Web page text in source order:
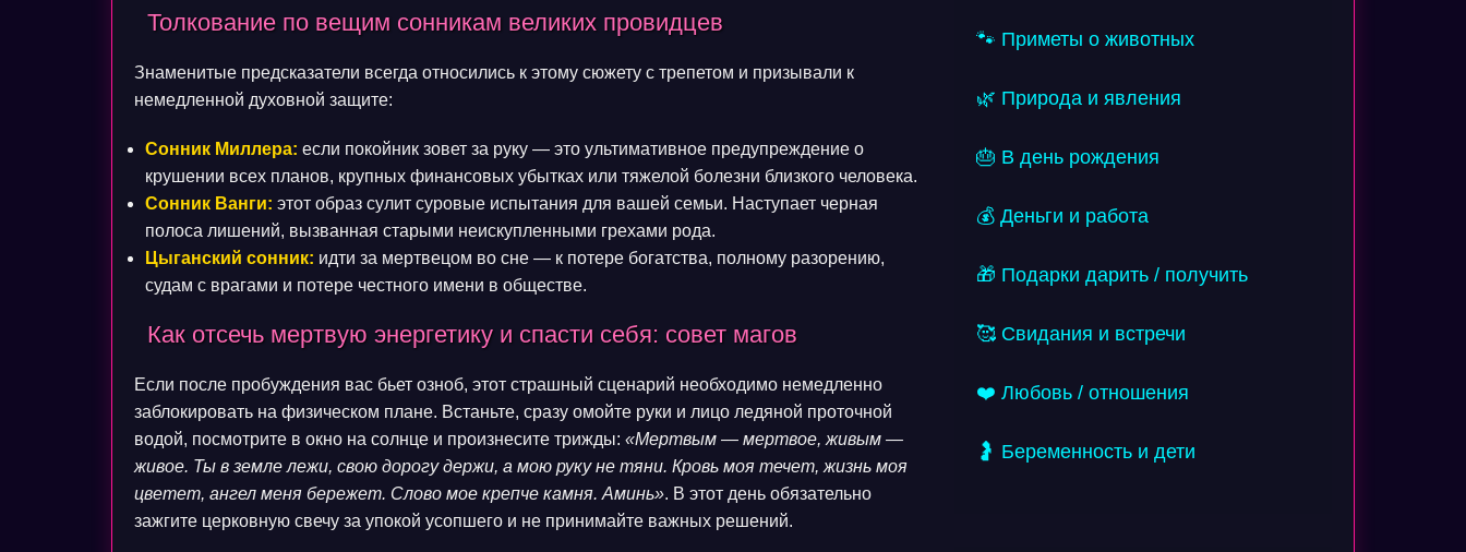
Толкование по вещим сонникам великих провидцев
Знаменитые предсказатели всегда относились к этому сюжету с трепетом и призывали к
немедленной духовной защите:
Сонник Миллера: если покойник зовет за руку — это ультимативное предупреждение о
крушении всех планов, крупных финансовых убытках или тяжелой болезни близкого человека.
Сонник Ванги: этот образ сулит суровые испытания для вашей семьи. Наступает черная
полоса лишений, вызванная старыми неискупленными грехами рода.
Цыганский сонник: идти за мертвецом во сне — к потере богатства, полному разорению,
судам с врагами и потере честного имени в обществе.
Как отсечь мертвую энергетику и спасти себя: совет магов
Если после пробуждения вас бьет озноб, этот страшный сценарий необходимо немедленно
заблокировать на физическом плане. Встаньте, сразу омойте руки и лицо ледяной проточной
водой, посмотрите в окно на солнце и произнесите трижды: «Мертвым — мертвое, живым —
живое. Ты в земле лежи, свою дорогу держи, а мою руку не тяни. Кровь моя течет, жизнь моя
цветет, ангел меня бережет. Слово мое крепче камня. Аминь». В этот день обязательно
зажгите церковную свечу за упокой усопшего и не принимайте важных решений.
🐾 Приметы о животных
🌿 Природа и явления
🎂 В день рождения
💰 Деньги и работа
🎁 Подарки дарить / получить
🥰 Свидания и встречи
❤️ Любовь / отношения
🤰 Беременность и дети